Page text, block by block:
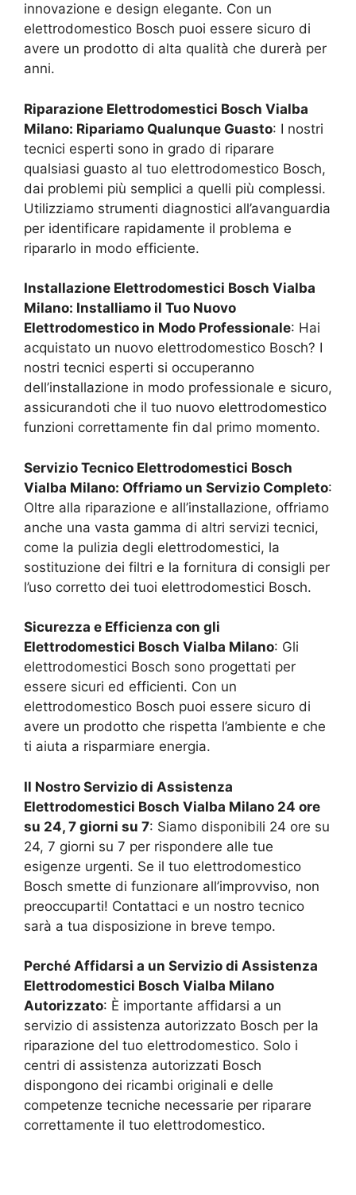
innovazione e design elegante. Con un
elettrodomestico Bosch puoi essere sicuro di
avere un prodotto di alta qualità che durerà per
anni.
Riparazione Elettrodomestici Bosch Vialba
Milano: Ripariamo Qualunque Guasto: I nostri
tecnici esperti sono in grado di riparare
qualsiasi guasto al tuo elettrodomestico Bosch,
dai problemi più semplici a quelli più complessi.
Utilizziamo strumenti diagnostici all’avanguardia
per identificare rapidamente il problema e
ripararlo in modo efficiente.
Installazione Elettrodomestici Bosch Vialba
Milano: Installiamo il Tuo Nuovo
Elettrodomestico in Modo Professionale: Hai
acquistato un nuovo elettrodomestico Bosch? I
nostri tecnici esperti si occuperanno
dell’installazione in modo professionale e sicuro,
assicurandoti che il tuo nuovo elettrodomestico
funzioni correttamente fin dal primo momento.
Servizio Tecnico Elettrodomestici Bosch
Vialba Milano: Offriamo un Servizio Completo:
Oltre alla riparazione e all’installazione, offriamo
anche una vasta gamma di altri servizi tecnici,
come la pulizia degli elettrodomestici, la
sostituzione dei filtri e la fornitura di consigli per
l’uso corretto dei tuoi elettrodomestici Bosch.
Sicurezza e Efficienza con gli
Elettrodomestici Bosch Vialba Milano: Gli
elettrodomestici Bosch sono progettati per
essere sicuri ed efficienti. Con un
elettrodomestico Bosch puoi essere sicuro di
avere un prodotto che rispetta l’ambiente e che
ti aiuta a risparmiare energia.
Il Nostro Servizio di Assistenza
Elettrodomestici Bosch Vialba Milano 24 ore
su 24, 7 giorni su 7: Siamo disponibili 24 ore su
24, 7 giorni su 7 per rispondere alle tue
esigenze urgenti. Se il tuo elettrodomestico
Bosch smette di funzionare all’improvviso, non
preoccuparti! Contattaci e un nostro tecnico
sarà a tua disposizione in breve tempo.
Perché Affidarsi a un Servizio di Assistenza
Elettrodomestici Bosch Vialba Milano
Autorizzato: È importante affidarsi a un
servizio di assistenza autorizzato Bosch per la
riparazione del tuo elettrodomestico. Solo i
centri di assistenza autorizzati Bosch
dispongono dei ricambi originali e delle
competenze tecniche necessarie per riparare
correttamente il tuo elettrodomestico.